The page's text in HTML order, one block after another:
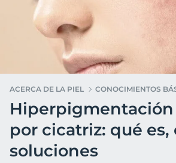
ACERCA DE LA PIEL CONOCIMIENTOS
Hiperpigmentación
por cicatriz: qué es,
soluciones